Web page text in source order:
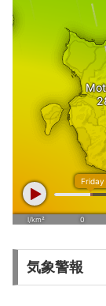
気象警報